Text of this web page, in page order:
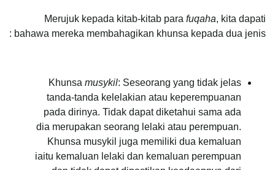
Merujuk kepada kitab-kitab para fuqaha, kita dapati
bahawa mereka membahagikan khunsa kepada dua jenis :
Khunsa musykil: Seseorang yang tidak jelas
tanda-tanda kelelakian atau keperempuanan
pada dirinya. Tidak dapat diketahui sama ada
dia merupakan seorang lelaki atau perempuan.
Khunsa musykil juga memiliki dua kemaluan
iaitu kemaluan lelaki dan kemaluan perempuan